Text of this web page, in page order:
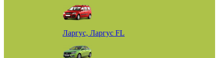
Ларгус, Ларгус FL